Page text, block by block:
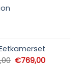
Oorspronkelijke
€769,00Huidige